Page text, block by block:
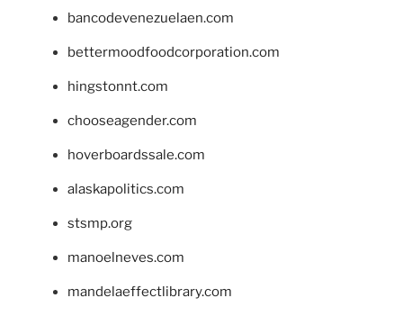
bancodevenezuelaen.com
bettermoodfoodcorporation.com
hingstonnt.com
chooseagender.com
hoverboardssale.com
alaskapolitics.com
stsmp.org
manoelneves.com
mandelaeffectlibrary.com